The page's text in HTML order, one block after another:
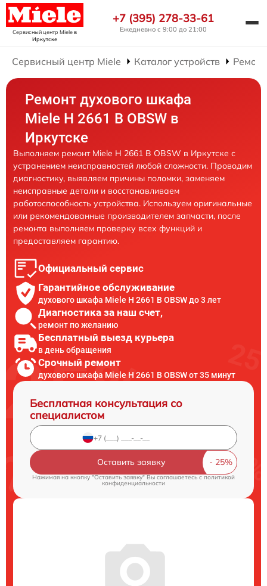
Сервисный центр Mieleв
Иркутске
+7 (395) 278-33-61
Ежедневно с 9:00 до 21:00
Сервисный центр Miele Каталог устройств
Ремонт духового шкафа
Miele H 2661 B OBSW в
Иркутске
Выполняем ремонт Miele H 2661 B OBSW в Иркутске с
устранением неисправностей любой сложности. Проводим
диагностику, выявляем причины поломки, заменяем
неисправные детали и восстанавливаем
работоспособность устройства. Используем оригинальные
или рекомендованные производителем запчасти, после
ремонта выполняем проверку всех функций и
предоставляем гарантию.
Официальный сервис
Гарантийное обслуживание
духового шкафа Miele H 2661 B OBSW до 3 лет
Диагностика за наш счет,
ремонт по желанию
Бесплатный выезд курьера
в день обращения
Срочный ремонт
духового шкафа Miele H 2661 B OBSW от 35 минут
Бесплатная консультация со
специалистом
Оставить заявку
Нажимая на кнопку "Оставить заявку" Вы соглашаетесь cполитикой
конфиденциальности